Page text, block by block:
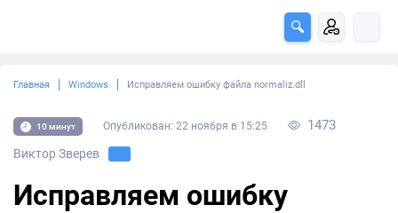
Главная Windows Исправляем ошибку файла normaliz.dll
10 минут Опубликован: 22 ноября в 15:25 1473
Виктор Зверев
Исправляем ошибку